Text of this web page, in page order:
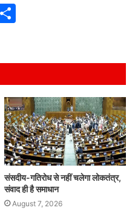
e
संसदीय-गतिरोध से नहीं चलेगा लोकतंत्र,
संवाद ही है समाधान
August 7, 2026